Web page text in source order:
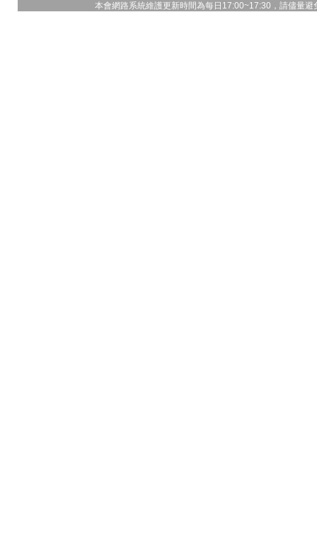
本會網路系統維護更新時間為每日17:00~17:30，請儘量